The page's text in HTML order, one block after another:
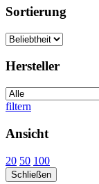
Sortierung
Hersteller
filtern
Ansicht
20 50 100
Schließen